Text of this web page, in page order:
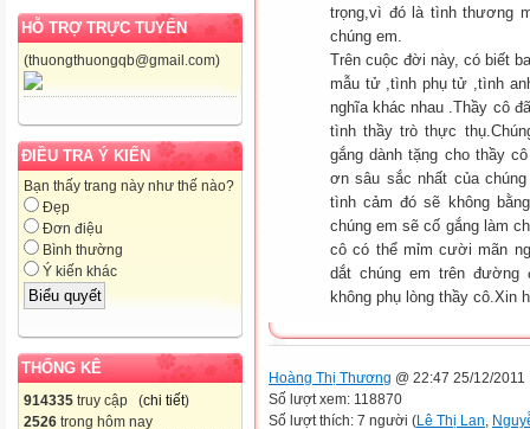
HỖ TRỢ TRỰC TUYẾN
(thuongthuongqb@gmail.com)
ĐIỀU TRA Ý KIẾN
Bạn thấy trang này như thế nào?
Đẹp
Đơn điệu
Bình thường
Ý kiến khác
THỐNG KÊ
914335 truy cập (chi tiết)
2526 trong hôm nay
trọng,vì đó là tình thương
chúng em.
Trên cuộc đời này, có biết
mẫu tử ,tình phụ tử ,tình
nghĩa khác nhau .Thầy cô
tình thầy trò thực
gắng dành tặng cho thầy
ơn sâu sắc nhất của
tình cảm đó sẽ không
chúng em sẽ cố gắng làm
cô có thể mỉm cười mãn
dắt chúng em trên đường
không phụ lòng thầy cô.Xin
Hoàng Thị Thương @ 22:47 25/12/2011
Số lượt xem: 118870
Số lượt thích: 7 người (Lê Thị Lan